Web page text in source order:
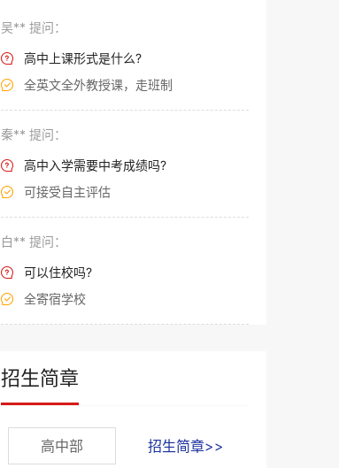
吴** 提问：
 高中上课形式是什么?
 全英文全外教授课，走班制
秦** 提问：
 高中入学需要中考成绩吗?
 可接受自主评估
白** 提问：
 可以住校吗?
 全寄宿学校
招生简章
高中部 招生简章>>